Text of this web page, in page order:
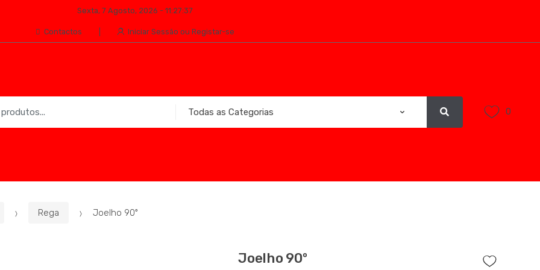
Sexta, 7 Agosto, 2026 - 11:27:37
Contactos Iniciar Sessão ou Registar-se
0
Rega Joelho 90º
Joelho 90º